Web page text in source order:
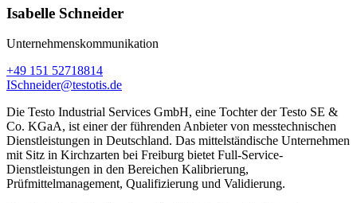
Isabelle Schneider
Unternehmenskommunikation
+49 151 52718814
ISchneider@testotis.de
Die Testo Industrial Services GmbH, eine Tochter der Testo SE &
Co. KGaA, ist einer der führenden Anbieter von messtechnischen
Dienstleistungen in Deutschland. Das mittelständische Unternehmen
mit Sitz in Kirchzarten bei Freiburg bietet Full-Service-
Dienstleistungen in den Bereichen Kalibrierung,
Prüfmittelmanagement, Qualifizierung und Validierung.